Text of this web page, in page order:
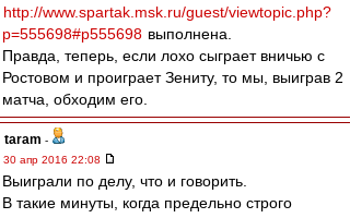
http://www.spartak.msk.ru/guest/viewtopic.php?
p=555698#p555698 выполнена.
Правда, теперь, если лохо сыграет вничью с
Ростовом и проиграет Зениту, то мы, выиграв 2
матча, обходим его.
taram -
30 апр 2016 22:08
Выиграли по делу, что и говорить.
В такие минуты, когда предельно строго